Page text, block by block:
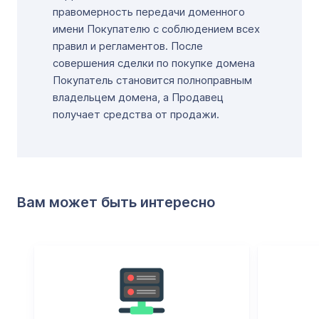
правомерность передачи доменного
имени Покупателю с соблюдением всех
правил и регламентов. После
совершения сделки по покупке домена
Покупатель становится полноправным
владельцем домена, а Продавец
получает средства от продажи.
Вам может быть интересно